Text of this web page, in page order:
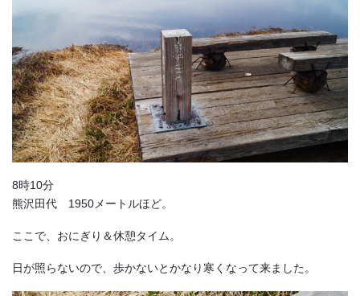
8時10分
熊沢田代 1950メートルほど。
ここで、おにぎり＆休憩タイム。
日が照らないので、歩かないとかなり寒くなって来ました。